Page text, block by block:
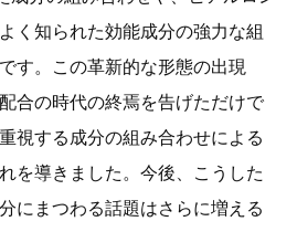
く知られた効能成分の強力な組
す。この革新的な形態の出現
合の時代の終焉を告げただけで
視する成分の組み合わせによる
を導きました。今後、こうした
にまつわる話題はさらに増える